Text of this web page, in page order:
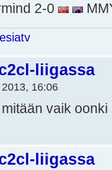
2-0
liigassa
16:06
vaik
liigassa